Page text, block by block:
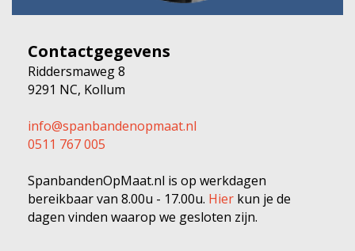
Contactgegevens
Riddersmaweg 8
9291 NC, Kollum
info@spanbandenopmaat.nl
0511 767 005
SpanbandenOpMaat.nl is op werkdagen
bereikbaar van 8.00u - 17.00u. Hier kun je de
dagen vinden waarop we gesloten zijn.